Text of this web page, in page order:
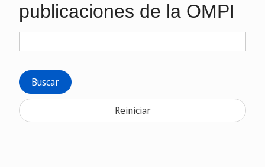
publicaciones de la OMPI
Buscar
Reiniciar